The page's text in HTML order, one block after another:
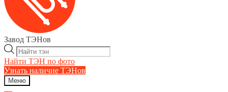
Завод ТЭНов
Поиск
товаров
Найти ТЭН по фото
Узнать наличие ТЭНов
Меню